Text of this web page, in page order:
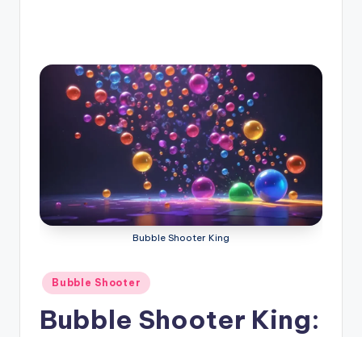
Bubble Shooter King
Posted
in
Bubble Shooter
Bubble Shooter King: